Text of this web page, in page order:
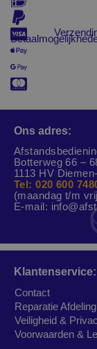
Ons adres:
Botterweg 66 –
1113 HV
Tel: 020 600
(maandag t/m
E-mail:
Klantenservice:
Contact
Reparatie Afdeling
Veiligheid &
Voorwaarden &